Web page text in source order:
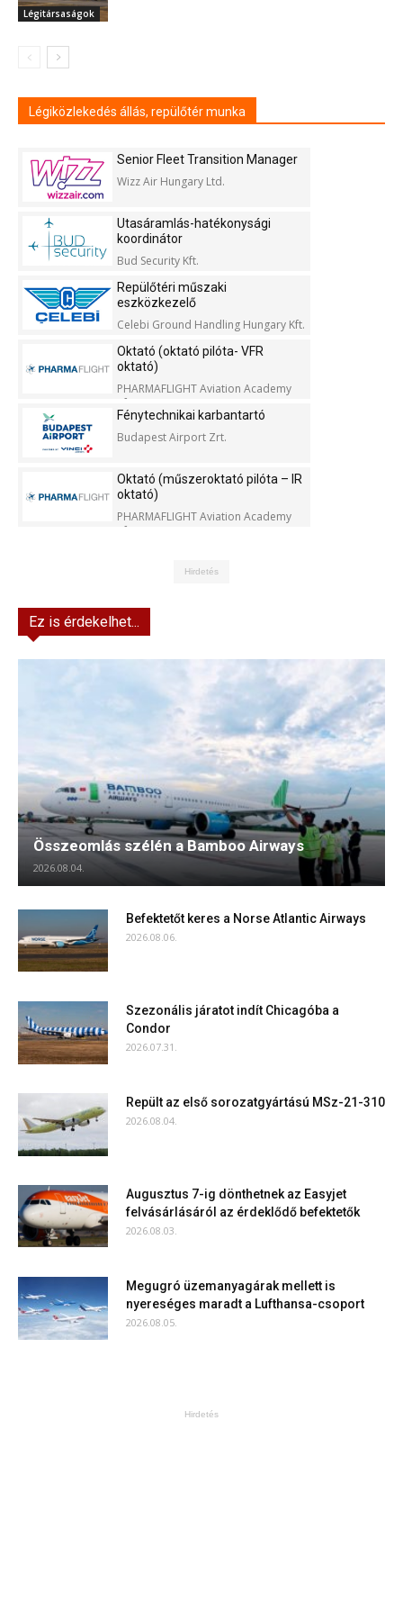
Légitársaságok
Légiközlekedés állás, repülőtér munka
Senior Fleet Transition Manager
Wizz Air Hungary Ltd.
Utasáramlás-hatékonysági
koordinátor
Bud Security Kft.
Repülőtéri műszaki
eszközkezelő
Celebi Ground Handling Hungary Kft.
Oktató (oktató pilóta- VFR
oktató)
PHARMAFLIGHT Aviation Academy
Kft.
Fénytechnikai karbantartó
Budapest Airport Zrt.
Oktató (műszeroktató pilóta – IR
oktató)
PHARMAFLIGHT Aviation Academy
Kft.
Hirdetés
Ez is érdekelhet...
Összeomlás szélén a Bamboo Airways
2026.08.04.
Befektetőt keres a Norse Atlantic Airways
2026.08.06.
Szezonális járatot indít Chicagóba a
Condor
2026.07.31.
Repült az első sorozatgyártású MSz-21-310
2026.08.04.
Augusztus 7-ig dönthetnek az Easyjet
felvásárlásáról az érdeklődő befektetők
2026.08.03.
Megugró üzemanyagárak mellett is
nyereséges maradt a Lufthansa-csoport
2026.08.05.
Hirdetés